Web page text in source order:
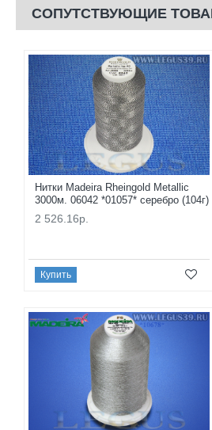
СОПУТСТВУЮЩИЕ
Нитки Madeira Rheingold Metallic
3000м. 06042 *01057* серебро (104г)
2 526.16р.
Купить